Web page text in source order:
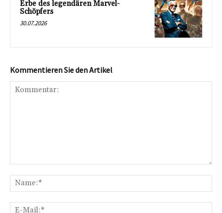
Erbe des legendären Marvel-
Schöpfers
30.07.2026
Kommentieren Sie den Artikel